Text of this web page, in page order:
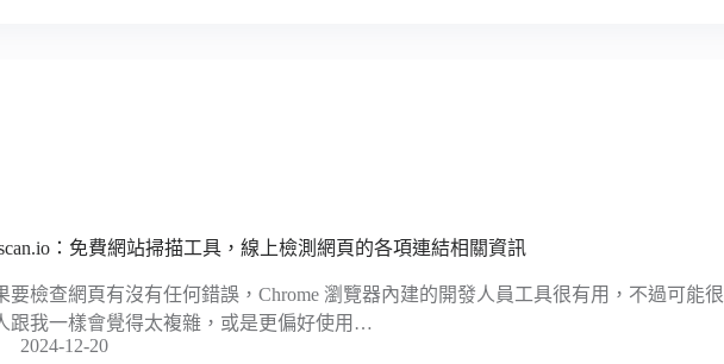
：免費網站掃描工具，線上檢測網頁的各項連結相關資訊
要檢查網頁有沒有任何錯誤，Chrome 瀏覽器內建的開發人員工具很有用，不過可能很
跟我一樣會覺得太複雜，或是更偏好使用…
2024-12-20